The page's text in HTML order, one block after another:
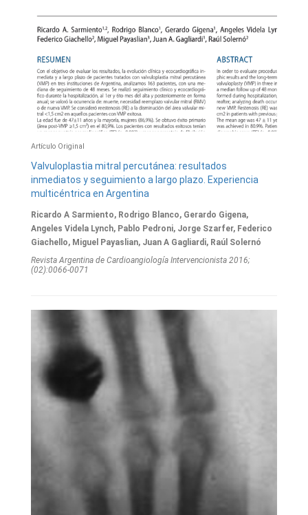
Artículo Original
Valvuloplastia mitral percutánea: resultados
inmediatos y seguimiento a largo plazo. Experiencia
multicéntrica en Argentina
Ricardo A Sarmiento, Rodrigo Blanco, Gerardo Gigena,
Angeles Videla Lynch, Pablo Pedroni, Jorge Szarfer, Federico
Giachello, Miguel Payaslian, Juan A Gagliardi, Raúl Solernó
Revista Argentina de Cardioangiologí­a Intervencionista 2016;
(02):0066-0071